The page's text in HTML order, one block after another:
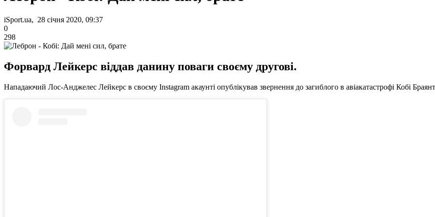
iSport.ua, 28 січня 2020, 09:37
0
298
Форвард Лейкерс віддав данину поваги своєму другові.
Нападаючий Лос-Анджелес Лейкерс в своєму Instagram акаунті опублікував звернення до загиблого в авіакатастрофі Кобі